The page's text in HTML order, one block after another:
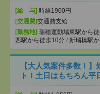
[給 与] 時給1900円
[交通費]交通費支給
[勤務地] 瑞穂運動場東駅から
西駅から徒歩10分 / 新瑞橋駅
【大人気案件多数！
ト！土日はもちろん